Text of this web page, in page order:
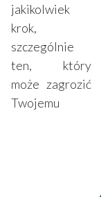
jakikolwiek
krok,
szczególnie
ten, który
może zagrozić
Twojemu